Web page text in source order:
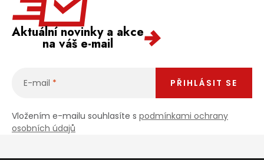
Aktuální novinky a akce
na váš e-mail
E-mail
Vložením e-mailu souhlasíte s podmínkami ochrany
osobních údajů
PŘIHLÁSIT SE